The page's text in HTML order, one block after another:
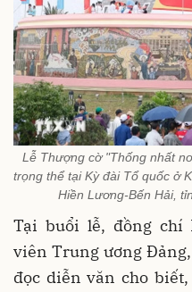
Lễ Thượng cờ "Thống nhất
trọng thể tại Kỳ đài Tổ quốc ở
Hiền Lương-Bến Hải,
Tại buổi lễ, đồng chí
viên Trung ương
đọc diễn văn cho